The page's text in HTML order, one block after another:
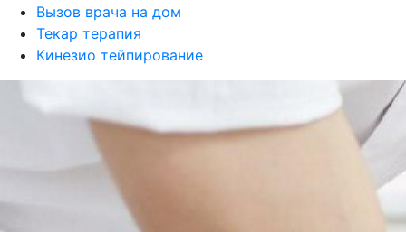
Вызов врача на дом
Текар терапия
Кинезио тейпирование